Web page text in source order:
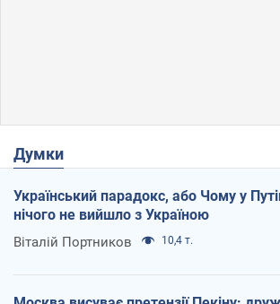
Думки
Український парадокс, або Чому у
нічого не вийшло з Україною
Віталій Портников 10,4 т.